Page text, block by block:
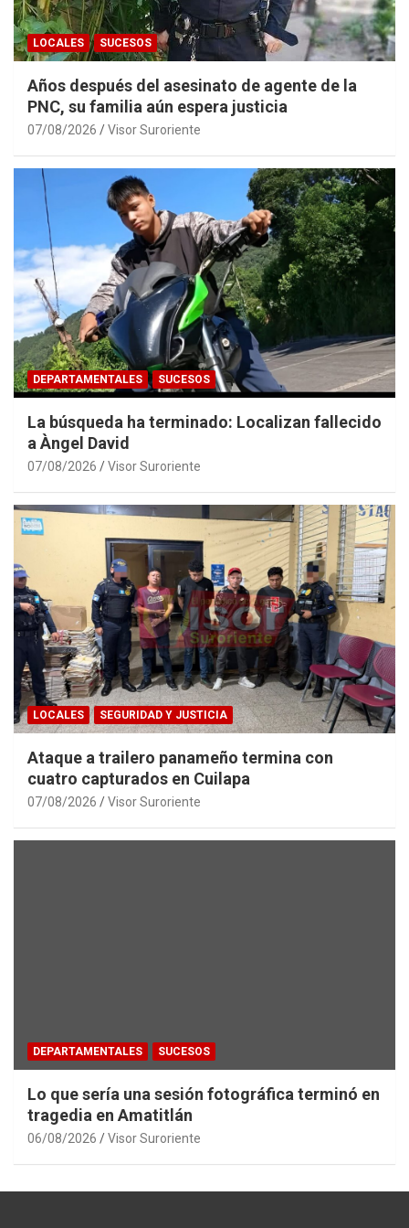
LOCALES SUCESOS
Años después del asesinato de agente de la
PNC, su familia aún espera justicia
07/08/2026 Visor Suroriente
DEPARTAMENTALES SUCESOS
La búsqueda ha terminado: Localizan fallecido
a Àngel David
07/08/2026 Visor Suroriente
LOCALES SEGURIDAD Y JUSTICIA
Ataque a trailero panameño termina con
cuatro capturados en Cuilapa
07/08/2026 Visor Suroriente
DEPARTAMENTALES SUCESOS
Lo que sería una sesión fotográfica terminó en
tragedia en Amatitlán
06/08/2026 Visor Suroriente